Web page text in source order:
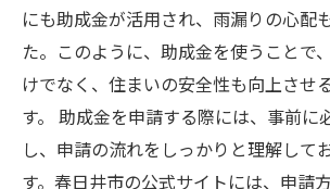
にも助成金が活用され、雨漏りの心配
た。このように、助成金を使うことで
けでなく、住まいの安全性も向上させ
す。 助成金を申請する際には、事前に
し、申請の流れをしっかりと理解して
す。春日井市の公式サイトには、申請